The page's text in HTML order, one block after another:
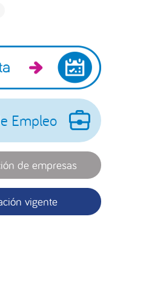
Empleo
de empresas
vigente